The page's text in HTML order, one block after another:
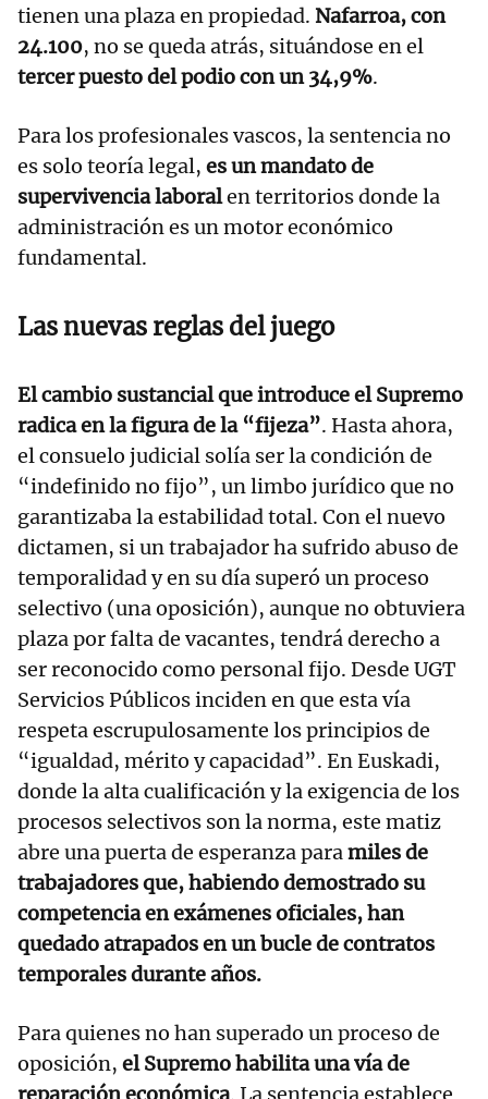
tienen una plaza en propiedad. Nafarroa, con
24.100, no se queda atrás, situándose en el
tercer puesto del podio con un 34,9%.
Para los profesionales vascos, la sentencia no
es solo teoría legal, es un mandato de
supervivencia laboralen territorios donde la
administración es un motor económico
fundamental.
Las nuevas reglas del juego
El cambio sustancial que introduce el Supremo
radica en la figura de la “fijeza”. Hasta ahora,
el consuelo judicial solía ser la condición de
“indefinido no fijo”, un limbo jurídico que no
garantizaba la estabilidad total. Con el nuevo
dictamen, si un trabajador ha sufrido abuso de
temporalidad y en su día superó un proceso
selectivo (una oposición), aunque no obtuviera
plaza por falta de vacantes, tendrá derecho a
ser reconocido como personal fijo. Desde UGT
Servicios Públicos inciden en que esta vía
respeta escrupulosamente los principios de
“igualdad, mérito y capacidad”. En Euskadi,
donde la alta cualificación y la exigencia de los
procesos selectivos son la norma, este matiz
abre una puerta de esperanza paramiles de
trabajadores que, habiendo demostrado su
competencia en exámenes oficiales, han
quedado atrapados en un bucle de contratos
temporales durante años.
Para quienes no han superado un proceso de
oposición, el Supremo habilita una vía de